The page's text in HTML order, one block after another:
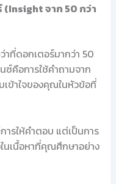
จาก 50 กว่า
ที่ดอกเตอร์มากว่า 50
คือการใช้คำถามจาก
เข้าใจของคุณในหัวข้อที่
ารให้คำตอบ แต่เป็นการ
ในเนื้อหาที่คุณศึกษาอย่าง